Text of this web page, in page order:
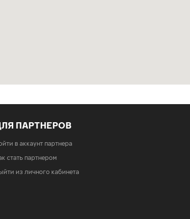
ПАРТНЕРОВ
в аккаунт партнера
стать партнером
из личного кабинета